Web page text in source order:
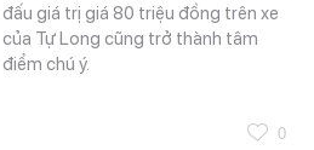
đấu giá trị giá 80 triệu đồng trên xe
của Tự Long cũng trở thành tâm
điểm chú ý.
0